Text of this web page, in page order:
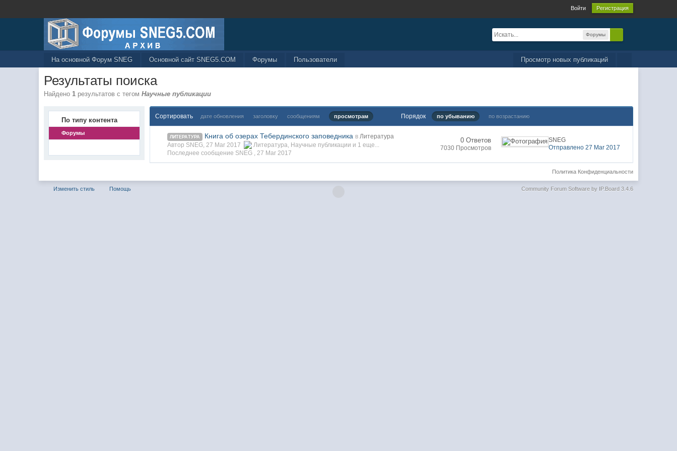
Войти Регистрация
Форумы
Просмотр новых публикаций
На основной Форум SNEG Основной сайт SNEG5.COM Форумы Пользователи
Результаты поиска
Найдено1 результатов с тегомНаучные публикации
По типу контента
Форумы
Сортировать дате обновления заголовку сообщениям просмотрам Порядок по убыванию по возрастанию
ЛИТЕРАТУРА Книга об озерах Тебердинского заповедника в Литература
Автор SNEG, 27 Mar 2017
Литература Научные публикации и 1 еще...
Последнее сообщение SNEG ,27 Mar 2017
0 Ответов
7030 Просмотров
SNEG
Отправлено 27 Mar 2017
Политика Конфиденциальности
Изменить стиль Помощь Community Forum Software by IP.Board 3.4.6